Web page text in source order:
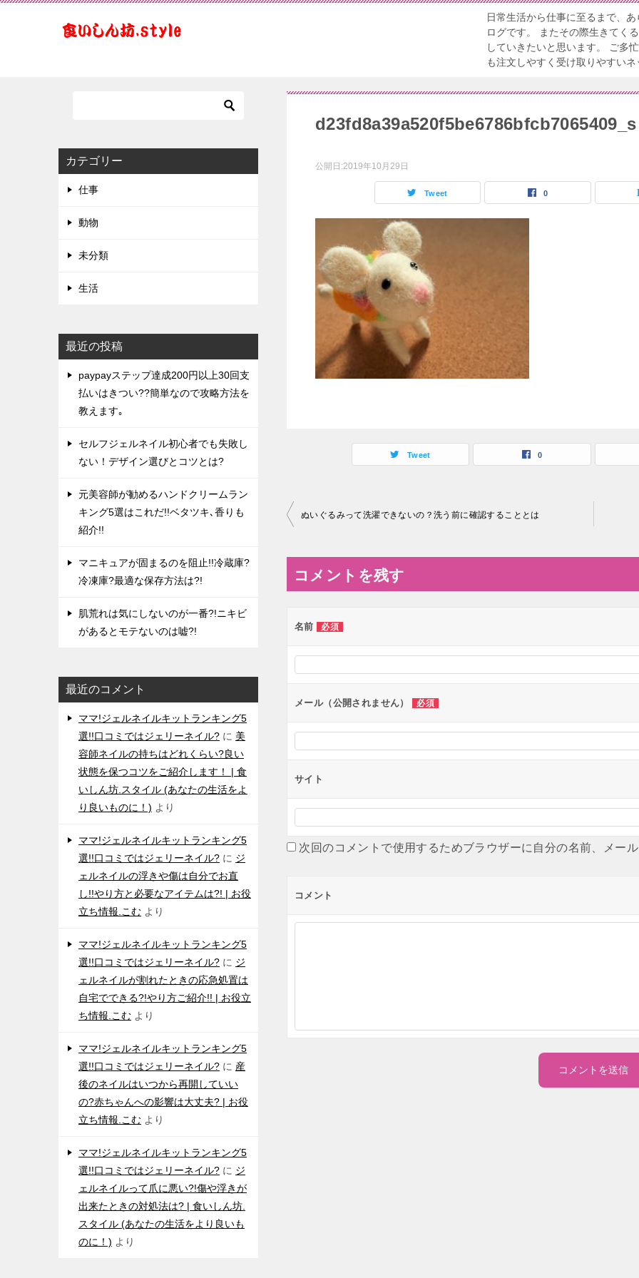
日常生活から仕事に至るまで、
ログです。 またその際生きてく
していきたいと思います。 ご多
も注文しやすく受け取りやすい
d23fd8a39a520f5be6786bfcb7065409_s
公開日:2019年10月29日
Tweet 0
Tweet 0
投
ナ
ビ
ー
ョ
ン
ぬいぐるみって洗濯できないの？洗う前に確認することとは
コメントを残す
名前 必須
メール（公開されません） 必須
サイト
次回のコメントで使用するためブラウザーに自分の名前、メー
コメント
カテゴリー
仕事
動物
未分類
生活
最近の投稿
paypayステップ達成200円以上30回支
払いはきつい??簡単なので攻略方法を
教えます｡
セルフジェルネイル初心者でも失敗し
ない！デザイン選びとコツとは?
元美容師が勧めるハンドクリームラン
キング5選はこれだ!!ベタツキ､香りも
紹介!!
マニキュアが固まるのを阻止!!冷蔵庫?
冷凍庫?最適な保存方法は?!
肌荒れは気にしないのが一番?!ニキビ
があるとモテないのは嘘?!
最近のコメント
ママ!ジェルネイルキットランキング5
選!!口コミではジェリーネイル? に 美
容師ネイルの持ちはどれくらい?良い
状態を保つコツをご紹介します！ | 食
いしん坊.スタイル (あなたの生活をよ
り良いものに！) より
ママ!ジェルネイルキットランキング5
選!!口コミではジェリーネイル? に ジ
ェルネイルの浮きや傷は自分でお直
し!!やり方と必要なアイテムは?! | お役
立ち情報.こむ より
ママ!ジェルネイルキットランキング5
選!!口コミではジェリーネイル? に ジ
ェルネイルが割れたときの応急処置は
自宅でできる?!やり方ご紹介!! | お役立
ち情報.こむ より
ママ!ジェルネイルキットランキング5
選!!口コミではジェリーネイル? に 産
後のネイルはいつから再開していい
の?赤ちゃんへの影響は大丈夫? | お役
立ち情報.こむ より
ママ!ジェルネイルキットランキング5
選!!口コミではジェリーネイル? に ジ
ェルネイルって爪に悪い?!傷や浮きが
出来たときの対処法は? | 食いしん坊.
スタイル (あなたの生活をより良いも
のに！) より